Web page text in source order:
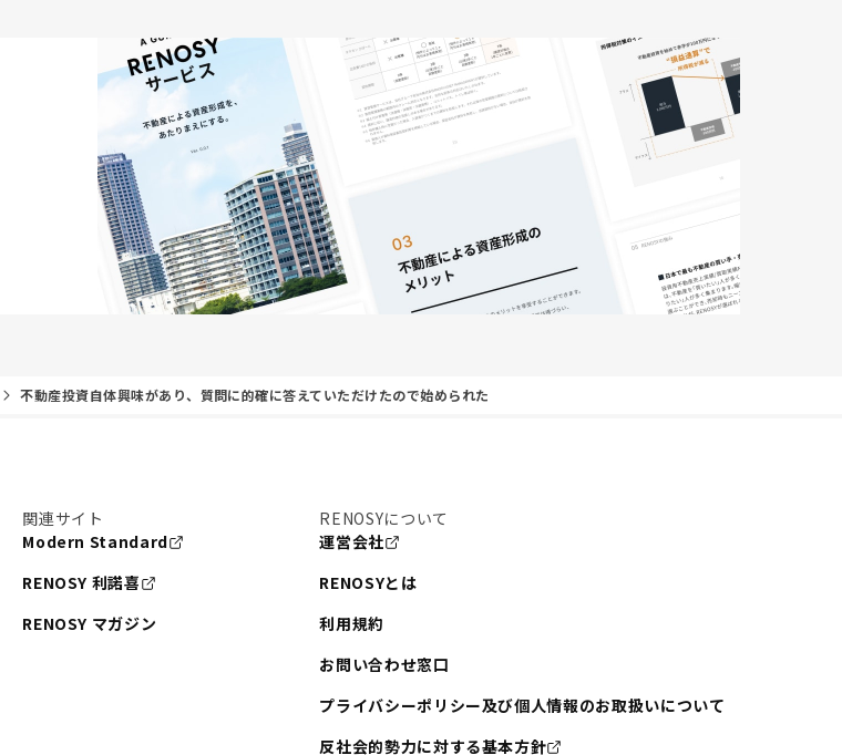
不動産投資自体興味があり、質問に的確に答えていただけたので始められた
関連サイト
Modern Standard
RENOSY 利諾喜
RENOSY マガジン
RENOSYについて
運営会社
RENOSYとは
利用規約
お問い合わせ窓口
プライバシーポリシー及び個人情報のお取扱いについて
反社会的勢力に対する基本方針